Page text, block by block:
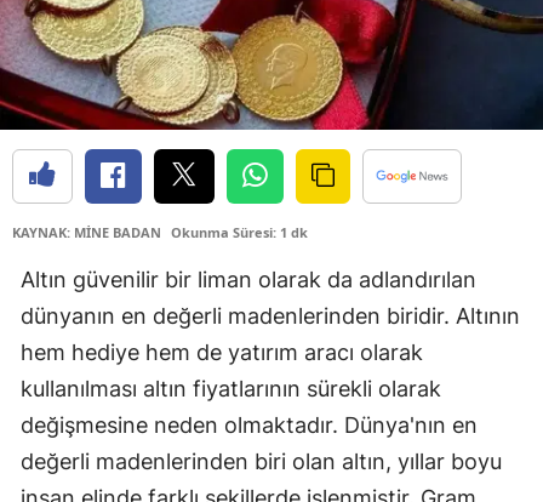
KAYNAK: MİNE BADAN Okunma Süresi: 1 dk
Altın güvenilir bir liman olarak da adlandırılan
dünyanın en değerli madenlerinden biridir. Altının
hem hediye hem de yatırım aracı olarak
kullanılması altın fiyatlarının sürekli olarak
değişmesine neden olmaktadır. Dünya'nın en
değerli madenlerinden biri olan altın, yıllar boyu